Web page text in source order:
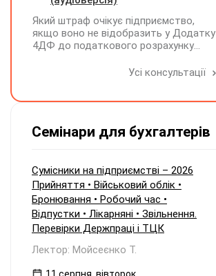
діяльності у періоді 2024–2025 років
(під час перебування на спрощеній
системі) підприємство отримало
нерозподіленого прибутку в балансі
2026 року (вже після переходу на
прийняття рішення про розподіл
цього прибутку та виплату
особі. Які податкові зобов'язання
виникають у ТОВ (як емітента
корпоративних прав) при нарахуванні
та виплаті таких дивідендів
материнській компанії наприкінці 2026
року? Зокрема: Чи зобов'язане ТОВ
сплачувати авансовий внесок з
податку на прибуток відповідно до п.
57.1-1 ПКУ, враховуючи, що прибуток
Який штраф очікує підприємство,
якщо воно не відобразить у Додатку
4ДФ до податкового розрахунку
допомоги (ПФД) директору?
Усі консультації
Семінари для бухгалтерів
Сумісники на підприємстві – 2026
Прийняття • Військовий облік •
Бронювання • Робочий час •
Відпустки • Лікарняні • Звільнення.
Перевірки Держпраці і ТЦК
Лектор: Мойсеєнко Т.